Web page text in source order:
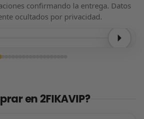
confirmando la entrega. Datos
ocultados por privacidad.
en 2FIKAVIP?